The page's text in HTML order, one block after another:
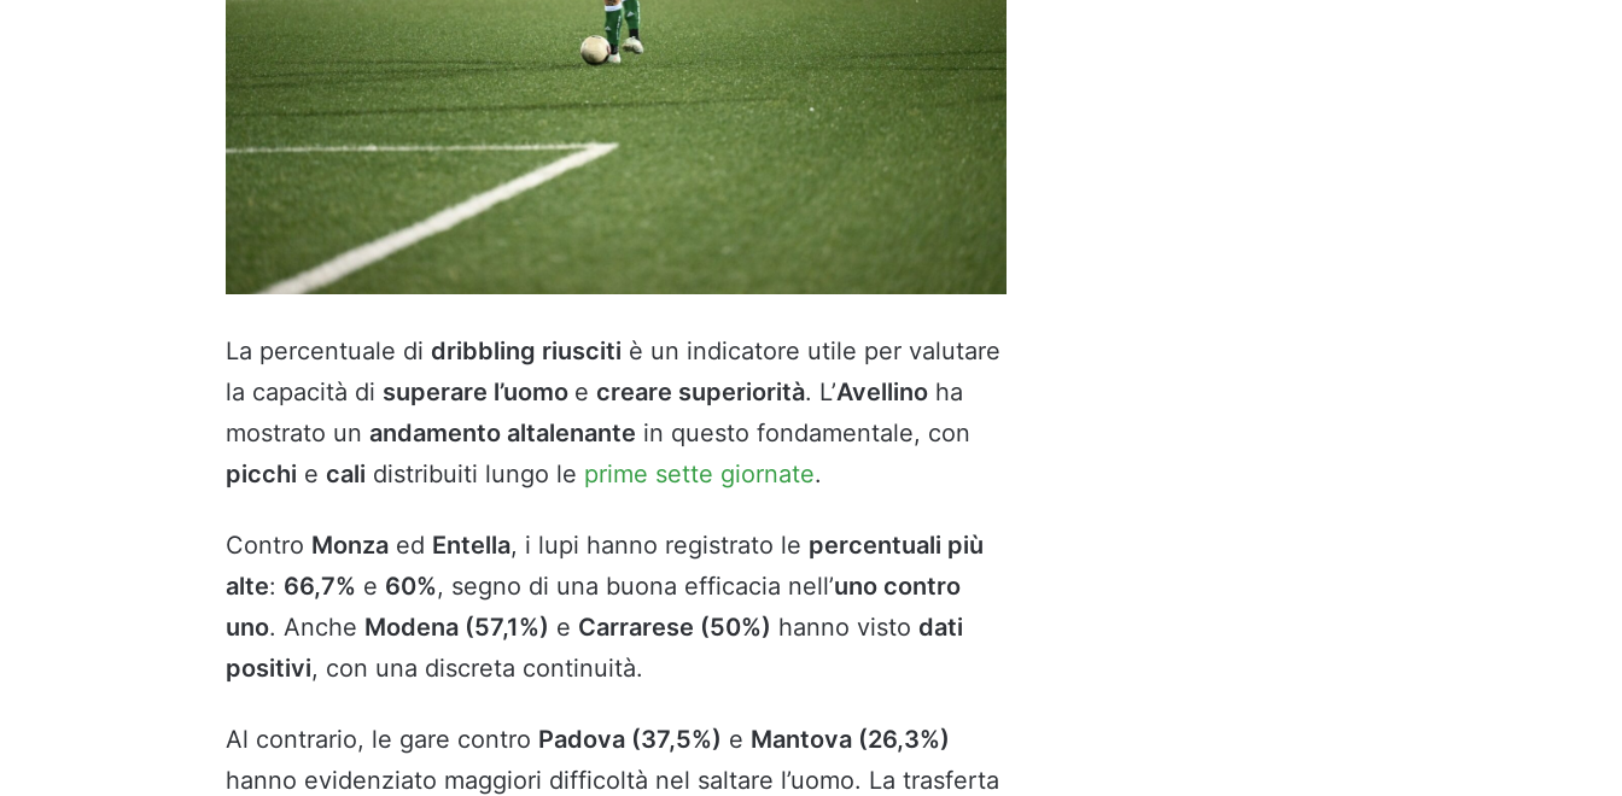
La percentuale di dribbling riusciti è un indicatore utile per valutare
la capacità di superare l’uomo e creare superiorità. L’Avellino ha
mostrato un andamento altalenante in questo fondamentale, con
picchi e cali distribuiti lungo le prime sette giornate.
Contro Monza ed Entella, i lupi hanno registrato le percentuali più
alte: 66,7% e 60%, segno di una buona efficacia nell’uno contro
uno. Anche Modena (57,1%) e Carrarese (50%) hanno visto dati
positivi, con una discreta continuità.
Al contrario, le gare contro Padova (37,5%) e Mantova (26,3%)
hanno evidenziato maggiori difficoltà nel saltare l’uomo. La trasferta